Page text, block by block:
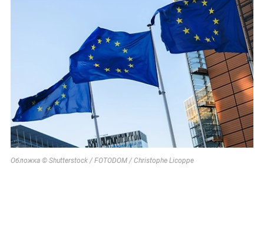
Обложка © Shutterstock / FOTODOM / Christophe Licoppe